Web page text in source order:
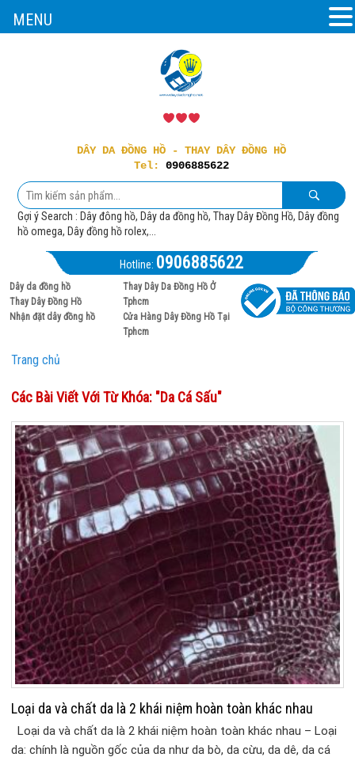
DÂY DA ĐỒNG HỒ - THAY DÂY ĐỒNG HỒ
Tel: 0906885622
Gợi ý Search : Dây đông hồ, Dây da đồng hồ, Thay Dây Đồng Hồ, Dây đồng
hồ omega, Dây đồng hồ rolex,...
Hotline: 0906885622
Dây da đồng hồ
Thay Dây Đồng Hồ
Nhận đặt dây đồng hồ
Thay Dây Da Đồng Hồ Ở
Tphcm
Cửa Hàng Dây Đồng Hồ Tại
Tphcm
Trang chủ
Các Bài Viết Với Từ Khóa: "da Cá Sấu"
Loại da và chất da là 2 khái niệm hoàn toàn khác nhau
Loại da và chất da là 2 khái niệm hoàn toàn khác nhau – Loại
da: chính là nguồn gốc của da như da bò, da cừu, da dê, da cá
MENU